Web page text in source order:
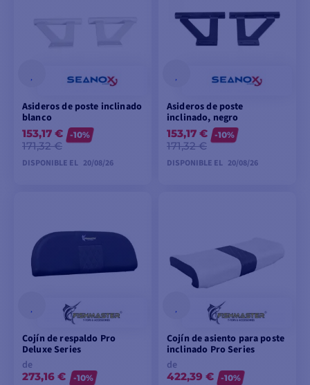
Asideros de poste inclinado
blanco
153,17 €
171,32 €
-10%
DISPONIBLE EL 20/08/26
Asideros de poste
inclinado, negro
153,17 €
171,32 €
-10%
DISPONIBLE EL 20/08/26
Cojín de respaldo Pro
Deluxe Series
de
273,16 €
-10%
Cojín de asiento para poste
inclinado Pro Series
de
422,39 €
-10%